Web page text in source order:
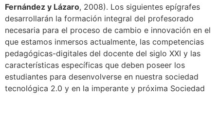
Fernández y Lázaro, 2008). Los siguientes epígrafes
desarrollarán la formación integral del profesorado
necesaria para el proceso de cambio e innovación en el
que estamos inmersos actualmente, las competencias
pedagógicas-digitales del docente del siglo XXI y las
características específicas que deben poseer los
estudiantes para desenvolverse en nuestra sociedad
tecnológica 2.0 y en la imperante y próxima Sociedad